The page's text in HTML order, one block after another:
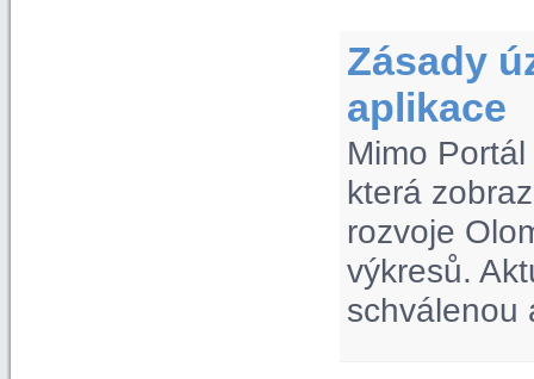
Zásady
aplikace
Mimo
která
rozvoje
výkresů.
schválenou